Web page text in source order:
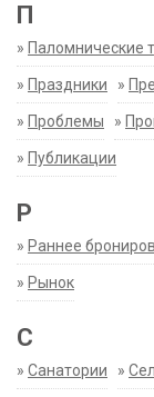
П
» Паломнические
» Праздники »
» Проблемы »
» Публикации
Р
» Раннее
» Рынок
С
» Санатории »